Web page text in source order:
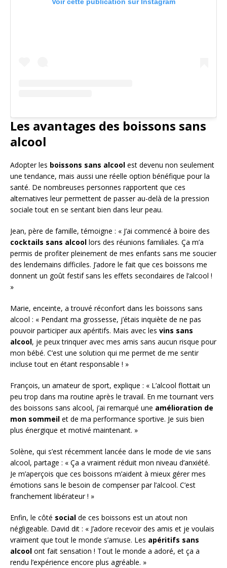
Les avantages des boissons sans
alcool
Adopter les boissons sans alcool est devenu non seulement
une tendance, mais aussi une réelle option bénéfique pour la
santé. De nombreuses personnes rapportent que ces
alternatives leur permettent de passer au-delà de la pression
sociale tout en se sentant bien dans leur peau.
Jean, père de famille, témoigne : « J’ai commencé à boire des
cocktails sans alcool lors des réunions familiales. Ça m’a
permis de profiter pleinement de mes enfants sans me soucier
des lendemains difficiles. J’adore le fait que ces boissons me
donnent un goût festif sans les effets secondaires de l’alcool !
»
Marie, enceinte, a trouvé réconfort dans les boissons sans
alcool : « Pendant ma grossesse, j’étais inquiète de ne pas
pouvoir participer aux apéritifs. Mais avec les vins sans
alcool, je peux trinquer avec mes amis sans aucun risque pour
mon bébé. C’est une solution qui me permet de me sentir
incluse tout en étant responsable ! »
François, un amateur de sport, explique : « L’alcool flottait un
peu trop dans ma routine après le travail. En me tournant vers
des boissons sans alcool, j’ai remarqué une amélioration de
mon sommeil et de ma performance sportive. Je suis bien
plus énergique et motivé maintenant. »
Solène, qui s’est récemment lancée dans le mode de vie sans
alcool, partage : « Ça a vraiment réduit mon niveau d’anxiété.
Je m’aperçois que ces boissons m’aident à mieux gérer mes
émotions sans le besoin de compenser par l’alcool. C’est
franchement libérateur ! »
Enfin, le côté social de ces boissons est un atout non
négligeable. David dit : « J’adore recevoir des amis et je voulais
vraiment que tout le monde s’amuse. Les apéritifs sans
alcool ont fait sensation ! Tout le monde a adoré, et ça a
rendu l’expérience encore plus agréable. »